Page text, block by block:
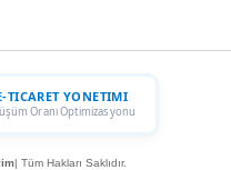
TICARET YONETIMI
Oranı Optimizasyonu
| Tüm Hakları Saklıdır.